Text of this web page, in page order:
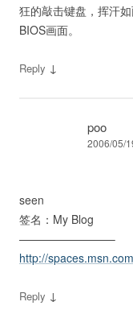
狂的敲击键盘，挥汗
BIOS画面。
Reply ↓
poo
2006/05/
seen
签名：My Blog
————————–
http://
Reply ↓